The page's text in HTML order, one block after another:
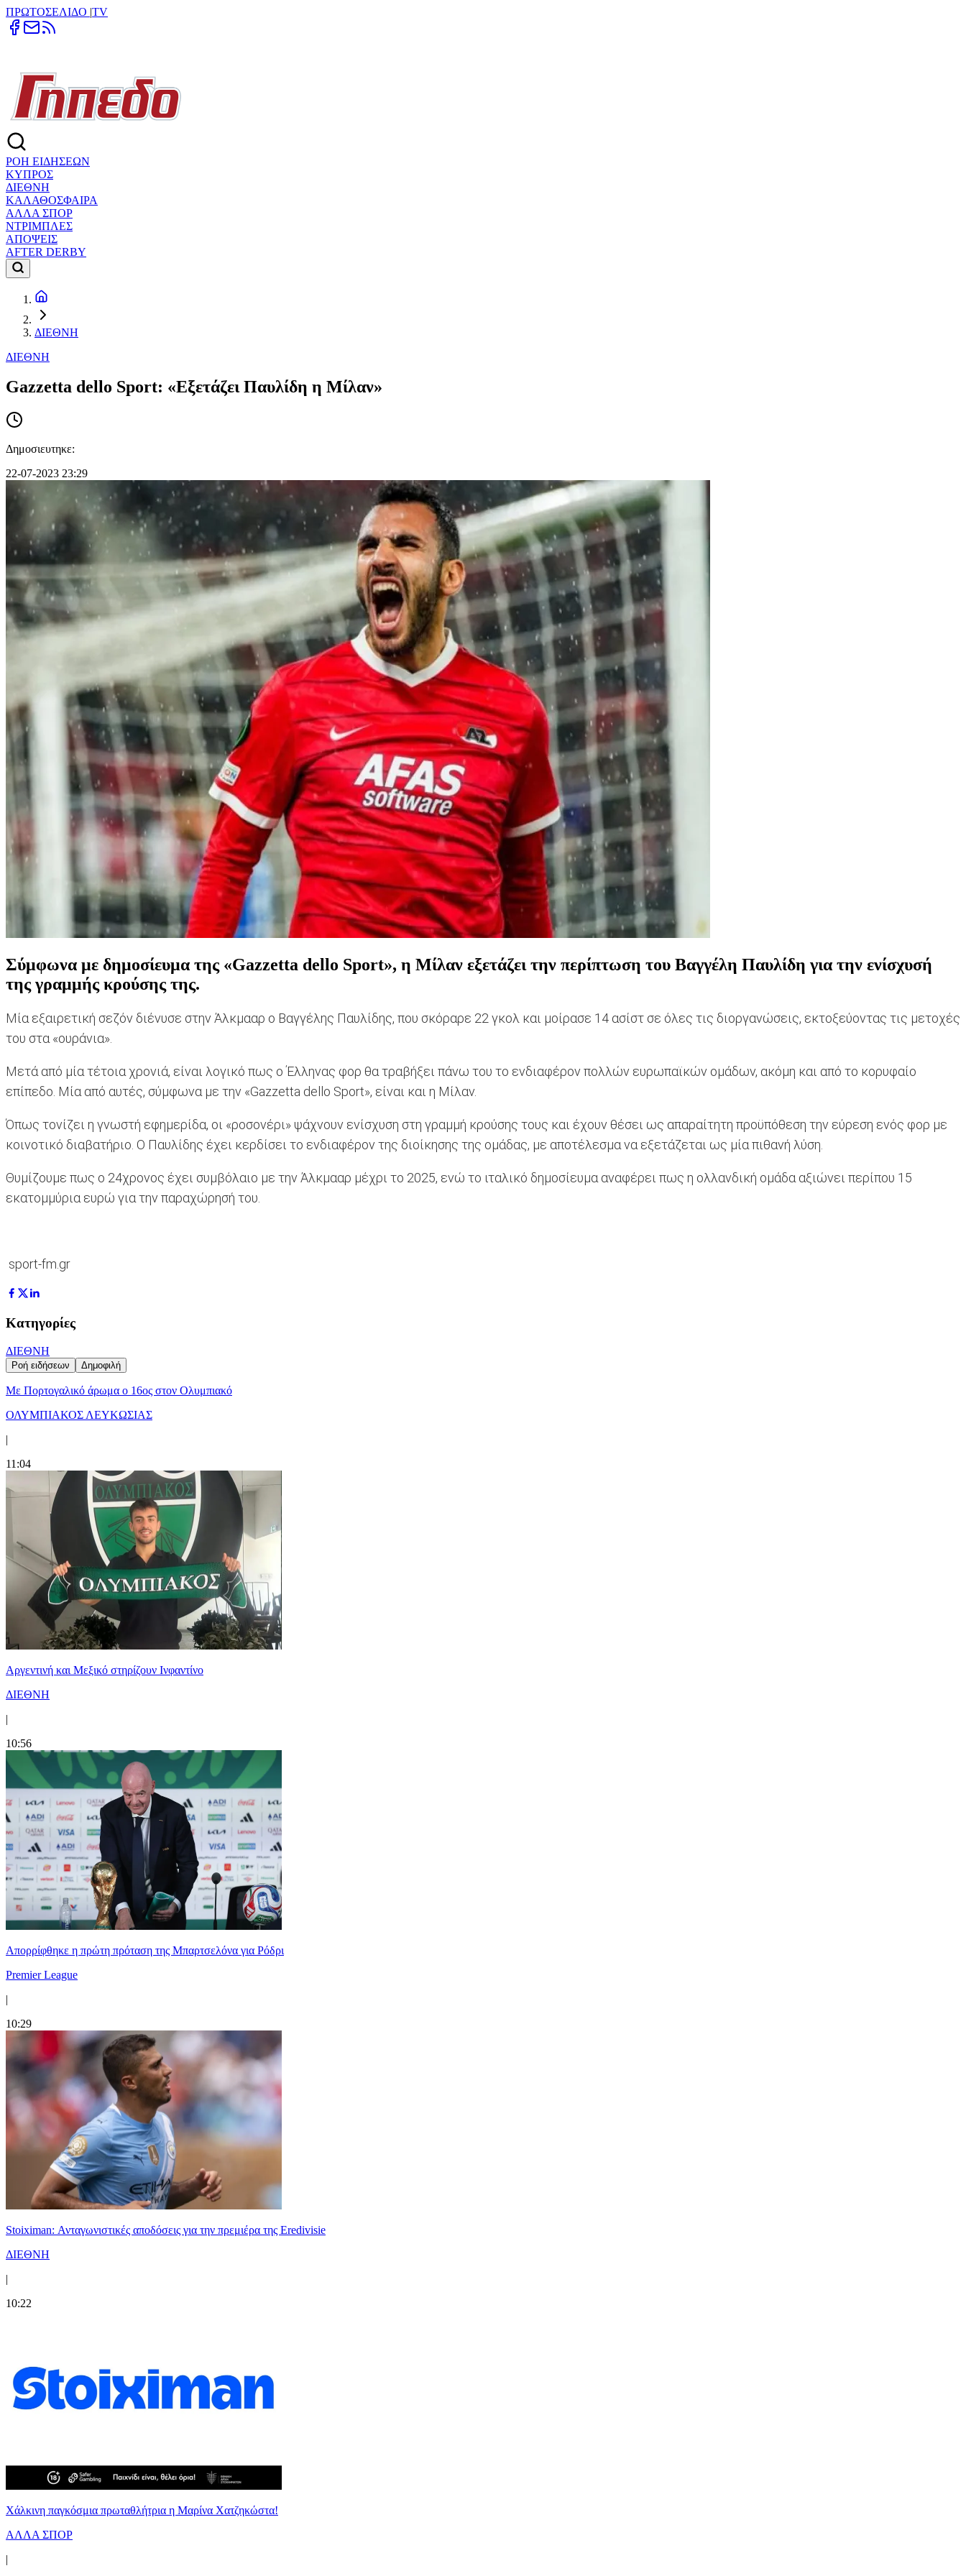
ΠΡΩΤΟΣΕΛΙΔΟ |TV
ΡΟΗ ΕΙΔΗΣΕΩΝ
ΚΥΠΡΟΣ
ΔΙΕΘΝΗ
ΚΑΛΑΘΟΣΦΑΙΡΑ
ΑΛΛΑ ΣΠΟΡ
ΝΤΡΙΜΠΛΕΣ
ΑΠΟΨΕΙΣ
AFTER DERBY
ΔΙΕΘΝΗ
ΔΙΕΘΝΗ
Gazzetta dello Sport: «Εξετάζει Παυλίδη η Μίλαν»
Δημοσιευτηκε:
22-07-2023 23:29
Σύμφωνα με δημοσίευμα της «Gazzetta dello Sport», η Μίλαν εξετάζει την περίπτωση του Βαγγέλη Παυλίδη για την ενίσχυσή
της γραμμής κρούσης της.
Μία εξαιρετική σεζόν διένυσε στην Άλκμααρ ο Βαγγέλης Παυλίδης, που σκόραρε 22 γκολ και μοίρασε 14 ασίστ σε όλες τις διοργανώσεις, εκτοξεύοντας τις μετοχές
του στα «ουράνια».
Μετά από μία τέτοια χρονιά, είναι λογικό πως ο Έλληνας φορ θα τραβήξει πάνω του το ενδιαφέρον πολλών ευρωπαϊκών ομάδων, ακόμη και από το κορυφαίο
επίπεδο. Μία από αυτές, σύμφωνα με την «Gazzetta dello Sport», είναι και η Μίλαν.
Όπως τονίζει η γνωστή εφημερίδα, οι «ροσονέρι» ψάχνουν ενίσχυση στη γραμμή κρούσης τους και έχουν θέσει ως απαραίτητη προϋπόθεση την εύρεση ενός φορ με
κοινοτικό διαβατήριο. Ο Παυλίδης έχει κερδίσει το ενδιαφέρον της διοίκησης της ομάδας, με αποτέλεσμα να εξετάζεται ως μία πιθανή λύση.
Θυμίζουμε πως ο 24χρονος έχει συμβόλαιο με την Άλκμααρ μέχρι το 2025, ενώ το ιταλικό δημοσίευμα αναφέρει πως η ολλανδική ομάδα αξιώνει περίπου 15
εκατομμύρια ευρώ για την παραχώρησή του.
sport-fm.gr
Κατηγορίες
ΔΙΕΘΝΗ
Ροή ειδήσεων Δημοφιλή
Με Πορτογαλικό άρωμα ο 16ος στον Ολυμπιακό
ΟΛΥΜΠΙΑΚΟΣ ΛΕΥΚΩΣΙΑΣ
|
11:04
Αργεντινή και Μεξικό στηρίζουν Ινφαντίνο
ΔΙΕΘΝΗ
|
10:56
Απορρίφθηκε η πρώτη πρόταση της Μπαρτσελόνα για Ρόδρι
Premier League
|
10:29
Stoiximan: Ανταγωνιστικές αποδόσεις για την πρεμιέρα της Eredivisie
ΔΙΕΘΝΗ
|
10:22
Χάλκινη παγκόσμια πρωταθλήτρια η Μαρίνα Χατζηκώστα!
ΑΛΛΑ ΣΠΟΡ
|